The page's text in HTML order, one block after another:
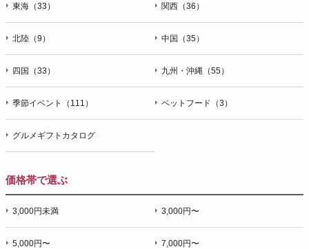
東海（33） 関西（36）
北陸（9） 中国（35）
四国（33） 九州・沖縄（55）
季節イベント（111） ペットフード（3）
グルメギフトカタログ
価格帯で選ぶ
3,000円未満 3,000円〜
5,000円〜 7,000円〜